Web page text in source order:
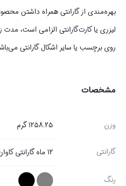
بهره‌مندی از گارانتی همراه داشتن
لیزری یا کارت‌گارانتی الزامی است، مدت
روی برچسب یا سایر اشکال گارانتی
مشخصات
وزن 1258.25 گرم
گارانتی 12 ماه گارانتی کاوان سرویس
رنگ